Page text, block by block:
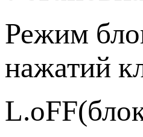
Режим
нажатий